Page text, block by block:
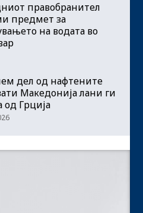
правобранител
предмет за
на водата во
дел од нафтените
Македонија лани ги
од Грција